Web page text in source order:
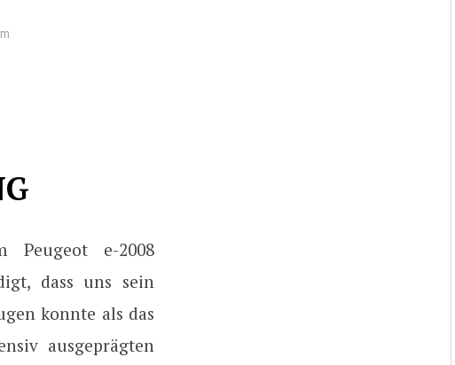
e-2008
dass uns sein
konnte als das
ausgeprägten